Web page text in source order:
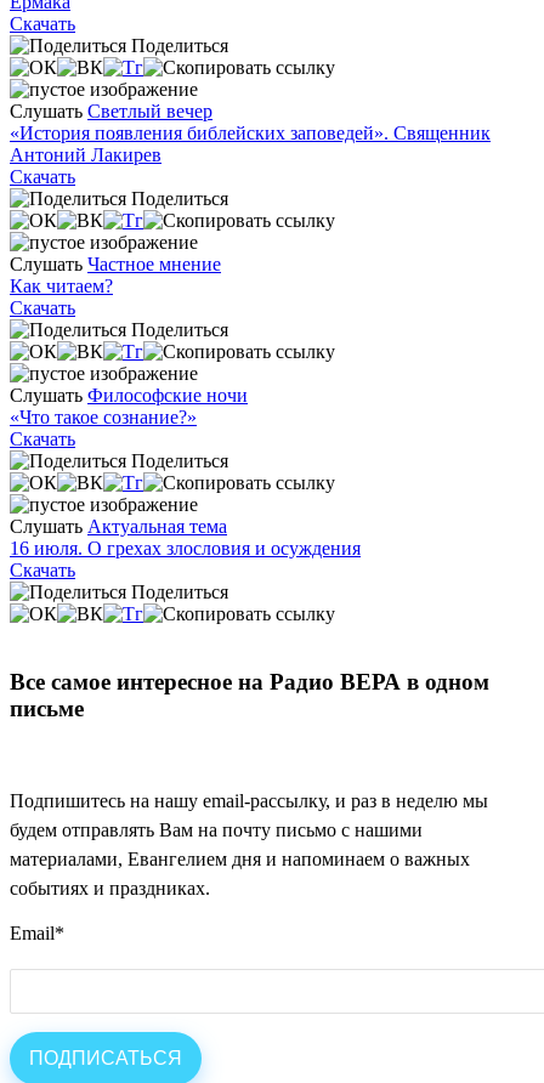
Скачать
Поделиться
Слушать Светлый вечер
«История появления библейских заповедей». Священник
Антоний Лакирев
Скачать
Поделиться
Слушать Частное мнение
Как читаем?
Скачать
Поделиться
Слушать Философские ночи
«Что такое сознание?»
Скачать
Поделиться
Слушать Актуальная тема
16 июля. О грехах злословия и осуждения
Скачать
Поделиться
Все самое интересное на Радио ВЕРА в одном
письме
Подпишитесь на нашу email-рассылку, и раз в неделю мы
будем отправлять Вам на почту письмо с нашими
материалами, Евангелием дня и напоминаем о важных
событиях и праздниках.
Email*